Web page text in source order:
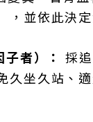
，並依此決定
者）： 採
久坐久站、